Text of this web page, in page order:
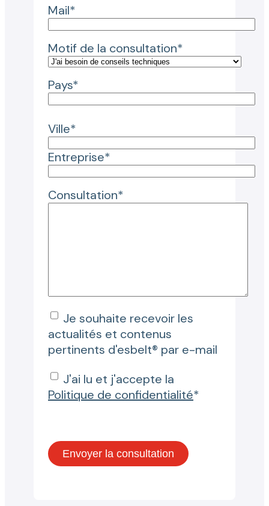
Mail*
Motif de la consultation*
Pays*
Ville*
Entreprise*
Consultation*
Je souhaite recevoir les
actualités et contenus
pertinents d'esbelt® par e-mail
J'ai lu et j'accepte la
Politique de confidentialité*